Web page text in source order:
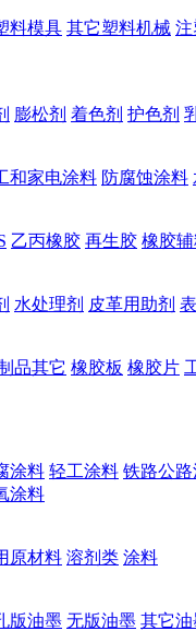
料模具 其它塑料机械 注
膨松剂 着色剂 护色剂
和家电涂料 防腐蚀涂料
乙丙橡胶 再生胶 橡胶
水处理剂 皮革用助剂
品其它 橡胶板 橡胶片
涂料 轻工涂料 铁路公
涂料
原材料 溶剂类 涂料
版油墨 无版油墨 其它油